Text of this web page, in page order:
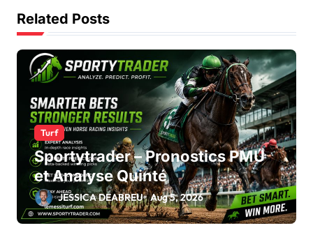
Related Posts
Turf
Sportytrader – Pronostics PMU
et Analyse Quinté
JESSICA DEABREU Aug 5, 2026